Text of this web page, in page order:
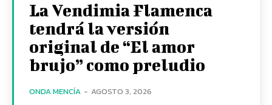
La Vendimia Flamenca
tendrá la versión
original de “El amor
brujo” como preludio
ONDA MENCÍA - AGOSTO 3, 2026